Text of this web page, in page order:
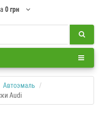
0 грн
Автоэмаль
Audi